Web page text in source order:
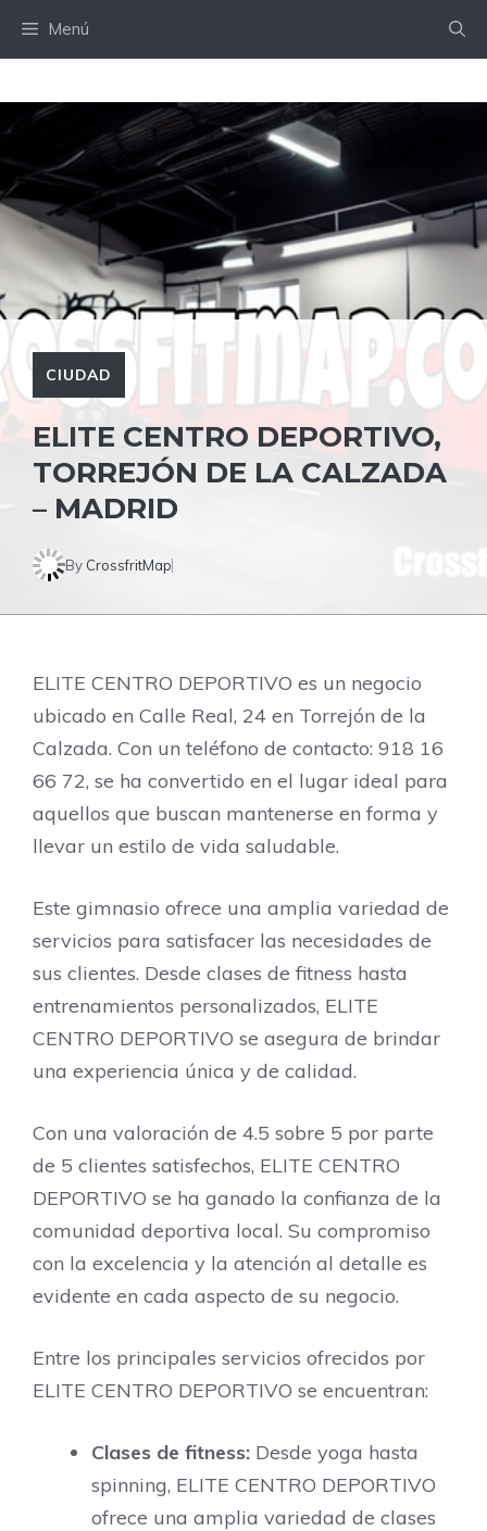
Menú
CIUDAD
ELITE CENTRO DEPORTIVO,
TORREJÓN DE LA CALZADA
– MADRID
By CrossfritMap
ELITE CENTRO DEPORTIVO es un negocio
ubicado en Calle Real, 24 en Torrejón de la
Calzada. Con un teléfono de contacto: 918 16
66 72, se ha convertido en el lugar ideal para
aquellos que buscan mantenerse en forma y
llevar un estilo de vida saludable.
Este gimnasio ofrece una amplia variedad de
servicios para satisfacer las necesidades de
sus clientes. Desde clases de fitness hasta
entrenamientos personalizados, ELITE
CENTRO DEPORTIVO se asegura de brindar
una experiencia única y de calidad.
Con una valoración de 4.5 sobre 5 por parte
de 5 clientes satisfechos, ELITE CENTRO
DEPORTIVO se ha ganado la confianza de la
comunidad deportiva local. Su compromiso
con la excelencia y la atención al detalle es
evidente en cada aspecto de su negocio.
Entre los principales servicios ofrecidos por
ELITE CENTRO DEPORTIVO se encuentran:
Clases de fitness: Desde yoga hasta
spinning, ELITE CENTRO DEPORTIVO
ofrece una amplia variedad de clases